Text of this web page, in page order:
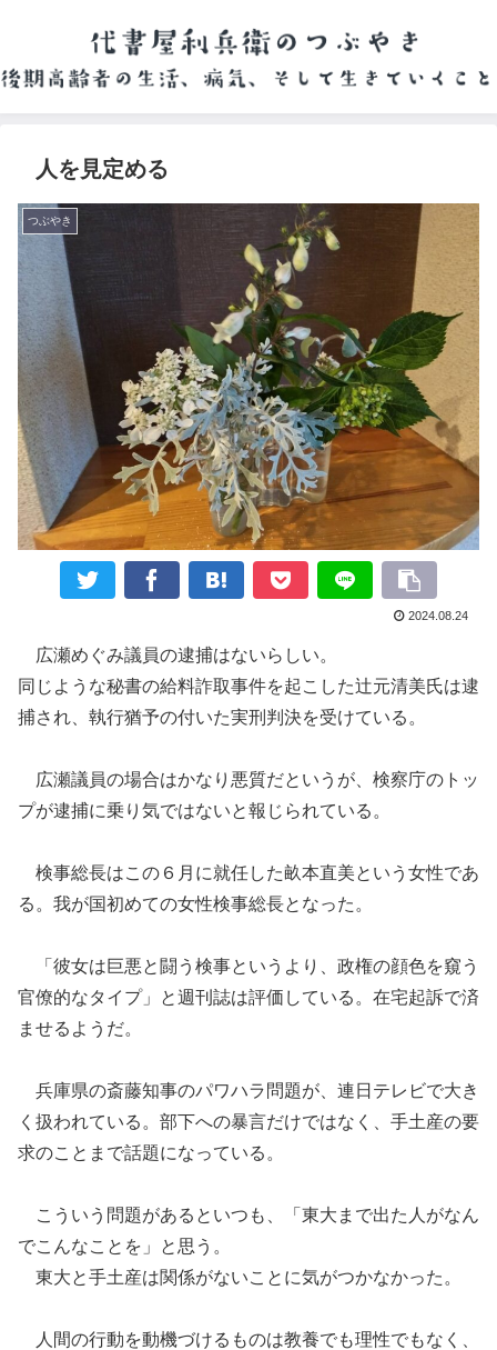
人を見定める
つぶやき
2024.08.24
広瀬めぐみ議員の逮捕はないらしい。
同じような秘書の給料詐取事件を起こした辻元清美氏は逮
捕され、執行猶予の付いた実刑判決を受けている。
広瀬議員の場合はかなり悪質だというが、検察庁のトッ
プが逮捕に乗り気ではないと報じられている。
検事総長はこの６月に就任した畝本直美という女性であ
る。我が国初めての女性検事総長となった。
「 彼女は巨悪と闘う検事というより、政権の顔色を窺う
官僚的なタイプ」と週刊誌は評価している。 在宅起訴で済
ませる ようだ。
兵庫県の斎藤知事のパワハラ問題が、連日テレビで大き
く扱われている。部下への暴言だけではなく、手土産の要
求のことまで話題になっている。
こういう問題があるといつも、 「 東大まで出た人がなん
でこんなことを 」と思う。
東大と手土産は関係がないことに気がつかなかった。
人間の行動を動機づけるものは教養でも理性でもなく、